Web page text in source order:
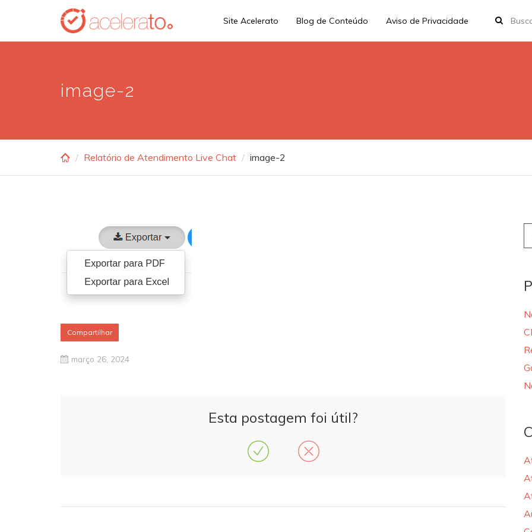
main
Site Acelerato Blog de Conteúdo Aviso de Privacidade
image-2
Relatório de Atendimento Live Chat image-2
Compartilhar
março 26, 2024
Esta postagem foi útil?